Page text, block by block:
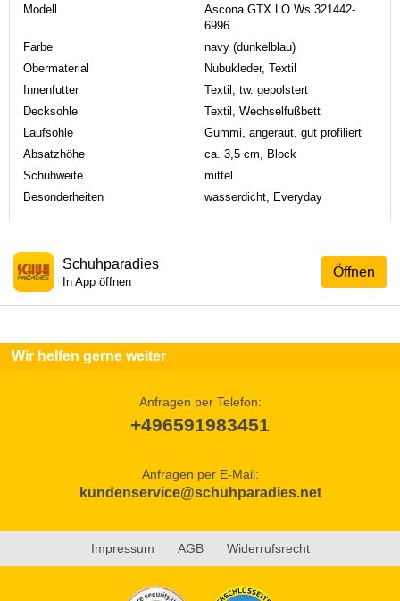
Modell
Ascona GTX LO Ws 321442-
6996
Farbe
navy (dunkelblau)
Obermaterial
Nubukleder, Textil
Innenfutter
Textil, tw. gepolstert
Decksohle
Textil, Wechselfußbett
Laufsohle
Gummi, angeraut, gut profiliert
Absatzhöhe
ca. 3,5 cm, Block
Schuhweite
mittel
Besonderheiten
wasserdicht, Everyday
Öffnen
Schuhparadies
In App öffnen
Wir helfen gerne weiter
Anfragen per Telefon:
+496591983451
Anfragen per E-Mail:
kundenservice@schuhparadies.net
Impressum AGB Widerrufsrecht